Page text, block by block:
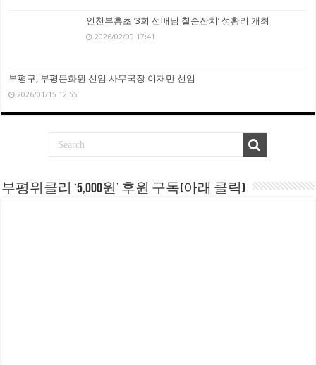
인천부흥초 ‘3회 선배님 칠순잔치’ 성황리 개최
2026/02/09 17:41
부평구, 부평문화원 신임 사무국장 이재만 선임
2026/01/15 12:55
부평위클리 ‘5,000원’ 후원 구독(아래 클릭)